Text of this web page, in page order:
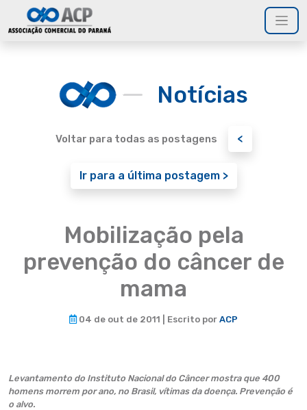
Notícias
Voltar para todas as postagens <
Ir para a última postagem >
Mobilização pela
prevenção do câncer de
mama
04 de out de 2011 | Escrito por ACP
Levantamento do Instituto Nacional do Câncer mostra que 400
homens morrem por ano, no Brasil, vítimas da doença. Prevenção é
o alvo.